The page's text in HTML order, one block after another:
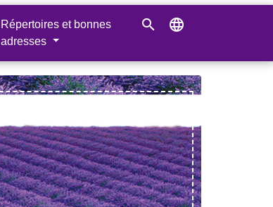
Répertoires et bonnes
adresses
search language